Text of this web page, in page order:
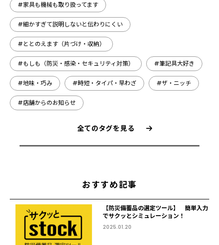
#家具も機械も取り扱ってます
#細かすぎて説明しないと伝わりにくい
#ととのえます（片づけ・収納）
#もしも（防災・感染・セキュリティ対策） #筆記具大好き
#地味・巧み #時短・タイパ・早わざ #ザ・ニッチ
#店舗からのお知らせ
全てのタグを見る
おすすめ記事
【防災備蓄品の選定ツール】 簡単入力
でサクッとシミュレーション！
2025.01.20